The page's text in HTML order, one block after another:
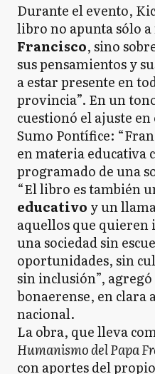
Durante el evento,
libro no apunta sólo
Francisco, sino
sus pensamientos y
a estar presente en
provincia”. En un
cuestionó el ajuste
Sumo Pontífice:
en materia educativa
programado de una
“El libro es también
educativo y un
aquellos que quieren
una sociedad sin
oportunidades, sin
sin inclusión”,
bonaerense, en clara
nacional.
La obra, que lleva
Humanismo del Papa
con aportes del propio